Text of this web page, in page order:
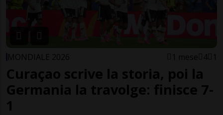
MONDIALE 2026 1 mese 4 1
Curaçao scrive la storia, poi la
Germania la travolge: finisce 7-
1